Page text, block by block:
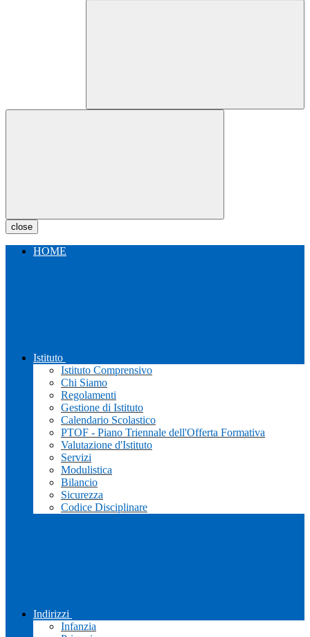
close
HOME
Istituto
Istituto Comprensivo
Chi Siamo
Regolamenti
Gestione di Istituto
Calendario Scolastico
PTOF - Piano Triennale dell'Offerta Formativa
Valutazione d'Istituto
Servizi
Modulistica
Bilancio
Sicurezza
Codice Disciplinare
Indirizzi
Infanzia